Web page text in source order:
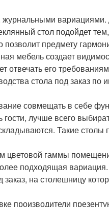
вариациями.
стол подойдет тем,
позволит предмету
мебель создает
отвечать его
стола под заказ по
совмещать в себе
лучше всего
Такие столы
цветовой гаммы
подходящая
на столешницу
производители